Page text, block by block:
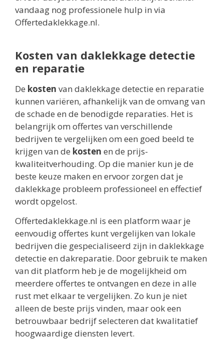
vandaag nog professionele hulp in via
Offertedaklekkage.nl.
Kosten van daklekkage detectie
en reparatie
De kosten van daklekkage detectie en reparatie
kunnen variëren, afhankelijk van de omvang van
de schade en de benodigde reparaties. Het is
belangrijk om offertes van verschillende
bedrijven te vergelijken om een goed beeld te
krijgen van de kosten en de prijs-
kwaliteitverhouding. Op die manier kun je de
beste keuze maken en ervoor zorgen dat je
daklekkage probleem professioneel en effectief
wordt opgelost.
Offertedaklekkage.nl is een platform waar je
eenvoudig offertes kunt vergelijken van lokale
bedrijven die gespecialiseerd zijn in daklekkage
detectie en dakreparatie. Door gebruik te maken
van dit platform heb je de mogelijkheid om
meerdere offertes te ontvangen en deze in alle
rust met elkaar te vergelijken. Zo kun je niet
alleen de beste prijs vinden, maar ook een
betrouwbaar bedrijf selecteren dat kwalitatief
hoogwaardige diensten levert.